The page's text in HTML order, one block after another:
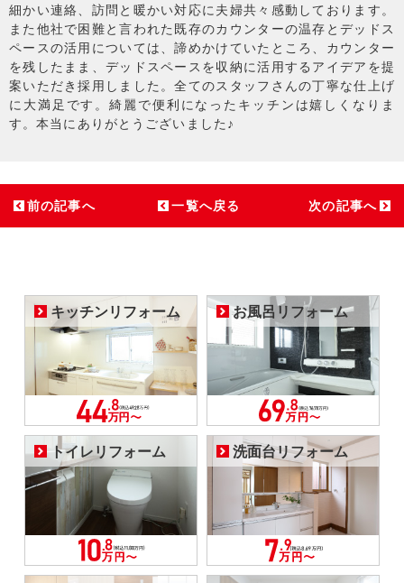
細かい連絡、訪問と暖かい対応に夫婦共々感動しております。
また他社で困難と言われた既存のカウンターの温存とデッドス
ペースの活用については、諦めかけていたところ、カウンター
を残したまま、デッドスペースを収納に活用するアイデアを提
案いただき採用しました。全てのスタッフさんの丁寧な仕上げ
に大満足です。綺麗で便利になったキッチンは嬉しくなりま
す。本当にありがとうございました♪
前の記事へ 一覧へ戻る 次の記事へ
キッチンリフォーム お風呂リフォーム
トイレリフォーム 洗面台リフォーム